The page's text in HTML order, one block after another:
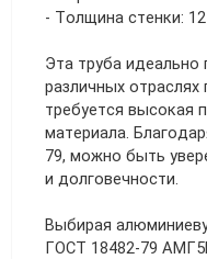
- Толщина стенки:
Эта труба идеально
различных
требуется высокая
материала.
79, можно быть
и долговечности.
Выбирая
ГОСТ 18482-79